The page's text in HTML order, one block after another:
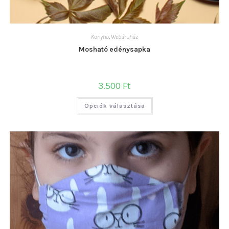
Konyha, Webáruház
Mosható edénysapka
3.500 Ft
Opciók választása
Ennek
terméknek
van.
A
változatok
a
termékoldalon
választhatók
ki